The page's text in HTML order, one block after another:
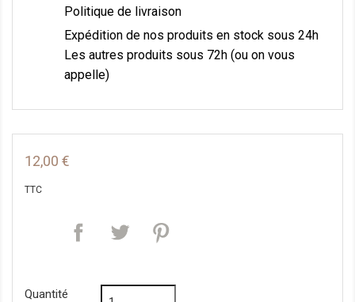
Politique de livraison
Expédition de nos produits en stock sous 24h
Les autres produits sous 72h (ou on vous
appelle)
12,00 €
TTC
Quantité